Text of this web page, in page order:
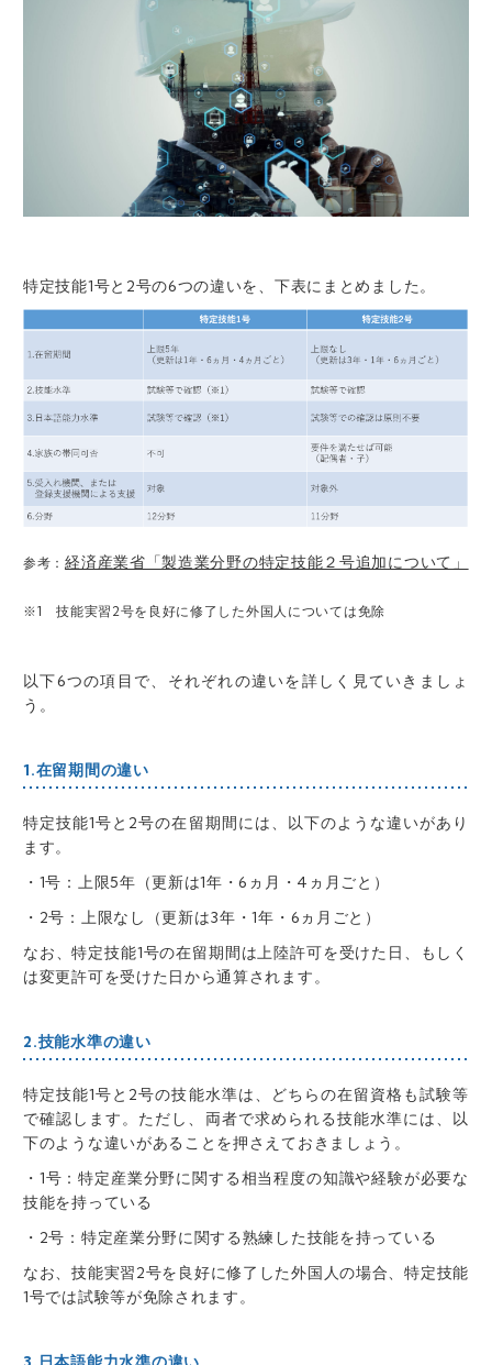
特定技能1号と2号の6つの違いを、下表にまとめました。
参考：経済産業省「製造業分野の特定技能２号追加について」
※1 技能実習2号を良好に修了した外国人については免除
以下6つの項目で、それぞれの違いを詳しく見ていきましょ
う。
1.在留期間の違い
特定技能1号と2号の在留期間には、以下のような違いがあり
ます。
・1号：上限5年（更新は1年・6ヵ月・4ヵ月ごと）
・2号：上限なし（更新は3年・1年・6ヵ月ごと）
なお、特定技能1号の在留期間は上陸許可を受けた日、もしく
は変更許可を受けた日から通算されます。
2.技能水準の違い
特定技能1号と2号の技能水準は、どちらの在留資格も試験等
で確認します。ただし、両者で求められる技能水準には、以
下のような違いがあることを押さえておきましょう。
・1号：特定産業分野に関する相当程度の知識や経験が必要な
技能を持っている
・2号：特定産業分野に関する熟練した技能を持っている
なお、技能実習2号を良好に修了した外国人の場合、特定技能
1号では試験等が免除されます。